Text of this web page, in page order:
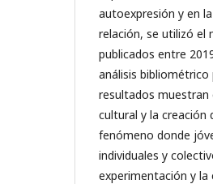
autoexpresión y en
relación, se utilizó el
publicados entre
análisis
resultados muestran
cultural y la creación
fenómeno donde
individuales y
experimentación y la